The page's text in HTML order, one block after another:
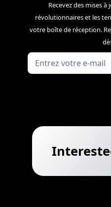
Recevez des mises
révolutionnaires et les
votre boîte de réception.